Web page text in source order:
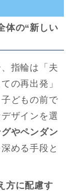
体の“新しい
指輪は「夫
の再出発」
どもの前で
ザインを選
やペンダン
める手段と
方に配慮す